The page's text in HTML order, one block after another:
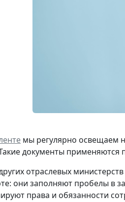
мы регулярно освещаем
документы применяются
отраслевых
они заполняют пробелы в
права и обязанности